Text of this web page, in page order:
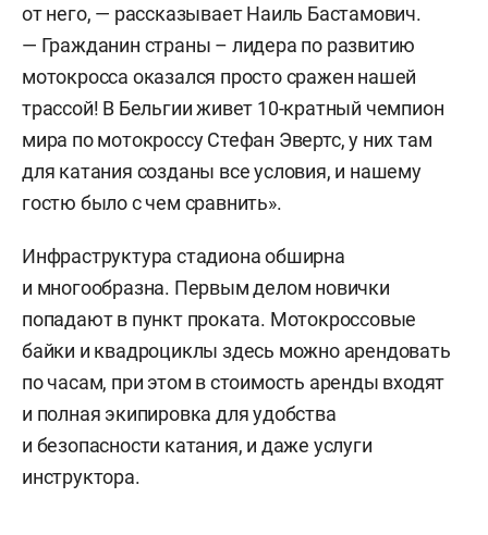
от него, — рассказывает Наиль Бастамович.
— Гражданин страны – лидера по развитию
мотокросса оказался просто сражен нашей
трассой! В Бельгии живет 10-кратный чемпион
мира по мотокроссу Стефан Эвертс, у них там
для катания созданы все условия, и нашему
гостю было с чем сравнить».
Инфраструктура стадиона обширна
и многообразна. Первым делом новички
попадают в пункт проката. Мотокроссовые
байки и квадроциклы здесь можно арендовать
по часам, при этом в стоимость аренды входят
и полная экипировка для удобства
и безопасности катания, и даже услуги
инструктора.